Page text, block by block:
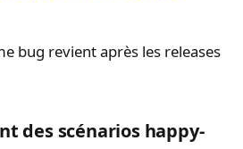
bug revient après les releases
des scénarios happy-